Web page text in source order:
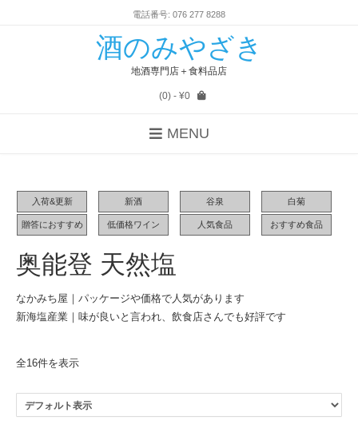
電話番号: 076 277 8288
酒のみやざき
地酒専門店＋食料品店
(0)- ¥0
MENU
入荷&更新 新酒 谷泉 白菊
贈答におすすめ 低価格ワイン 人気食品 おすすめ食品
奥能登 天然塩
なかみち屋｜パッケージや価格で人気があります
新海塩産業｜味が良いと言われ、飲食店さんでも好評です
全16件を表示